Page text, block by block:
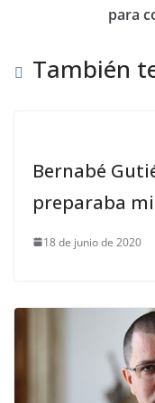
para
También
Bernabé
preparaba
18 de junio de 2020